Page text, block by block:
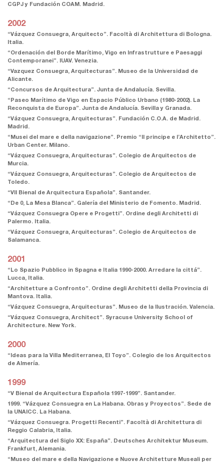
CGPJ y Fundación COAM. Madrid.
2002
“Vázquez Consuegra, Arquitecto”. Facoltà di Architettura di Bologna.
Italia.
“Ordenación del Borde Marítimo, Vigo en Infrastrutture e Paesaggi
Contemporanei”. IUAV. Venezia.
“Vazquez Consuegra, Arquitecturas”. Museo de la Universidad de
Alicante.
“Concursos de Arquitectura”. Junta de Andalucía. Sevilla.
“Paseo Marítimo de Vigo en Espacio Público Urbano (1980-2002). La
Reconquista de Europa”. Junta de Andalucía. Sevilla y Granada.
“Vázquez Consuegra, Arquitecturas”. Fundación C.O.A. de Madrid.
Madrid.
“Musei del mare e della navigazione”. Premio “Il principe e l’Architetto”.
Urban Center. Milano.
“Vázquez Consuegra, Arquitecturas”. Colegio de Arquitectos de
Murcia.
“Vázquez Consuegra, Arquitecturas”. Colegio de Arquitectos de
Toledo.
“VII Bienal de Arquitectura Española”. Santander.
“De 0, La Mesa Blanca”. Galería del Ministerio de Fomento. Madrid.
“Vázquez Consuegra Opere e Progetti”. Ordine degli Architetti di
Palermo. Italia.
“Vázquez Consuegra, Arquitecturas”. Colegio de Arquitectos de
Salamanca.
2001
“Lo Spazio Pubblico in Spagna e Italia 1990-2000. Arredare la cittá”.
Lucca, Italia.
“Architetture a Confronto”. Ordine degli Architetti della Provincia di
Mantova. Italia.
“Vázquez Consuegra, Arquitecturas”. Museo de la Ilustración. Valencia.
“Vázquez Consuegra, Architect”. Syracuse University School of
Architecture. New York.
2000
“Ideas para la Villa Mediterranea, El Toyo”. Colegio de los Arquitectos
de Almería.
1999
“V Bienal de Arquitectura Española 1997-1999”. Santander.
1999. “Vázquez Consuegra en La Habana. Obras y Proyectos”. Sede de
la UNAICC. La Habana.
“Vázquez Consuegra. Progetti Recenti”. Facoltà di Architettura di
Reggio Calabria, Italia.
“Arquitectura del Siglo XX: España”. Deutsches Architektur Museum.
Frankfurt, Alemania.
“Museo del mare e della Navigazione e Nuove Architetture Museali per